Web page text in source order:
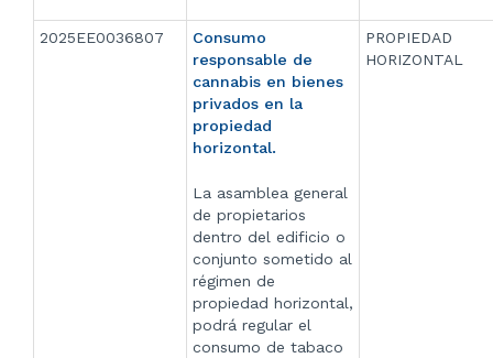
2025EE0036807
Consumo
responsable de
cannabis en bienes
privados en la
propiedad
horizontal.
La asamblea general
de propietarios
dentro del edificio o
conjunto sometido al
régimen de
propiedad horizontal,
podrá regular el
consumo de tabaco
PROPIEDAD
HORIZONTAL